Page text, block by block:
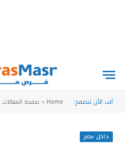
أنت الآن تتصفح: Home
» صفحة المقالات
داخل مصر